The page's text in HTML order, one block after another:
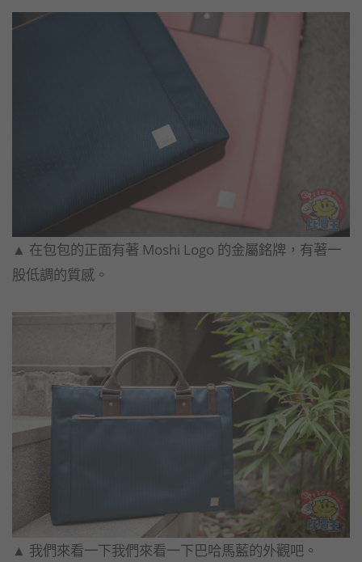
▲​ 在包包的正面有著 Moshi Logo 的金屬銘牌，有著一
股低調的質感。
▲​ 我們來看一下我們來看一下巴哈馬藍的外觀吧。